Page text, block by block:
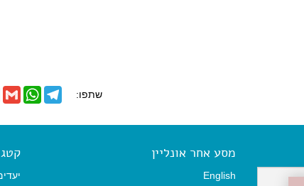
שתפו:
G
m
i
W
h
t
T
e
e
מסע אחר אונליין
English